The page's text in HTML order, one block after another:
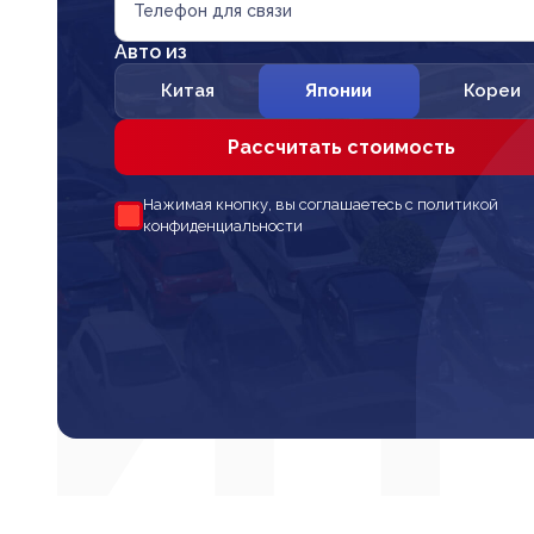
Телефон для связи
Авто из
Китая Японии Кореи
Рассчитать стоимость
Нажимая кнопку, вы соглашаетесь с политикой
конфиденциальности